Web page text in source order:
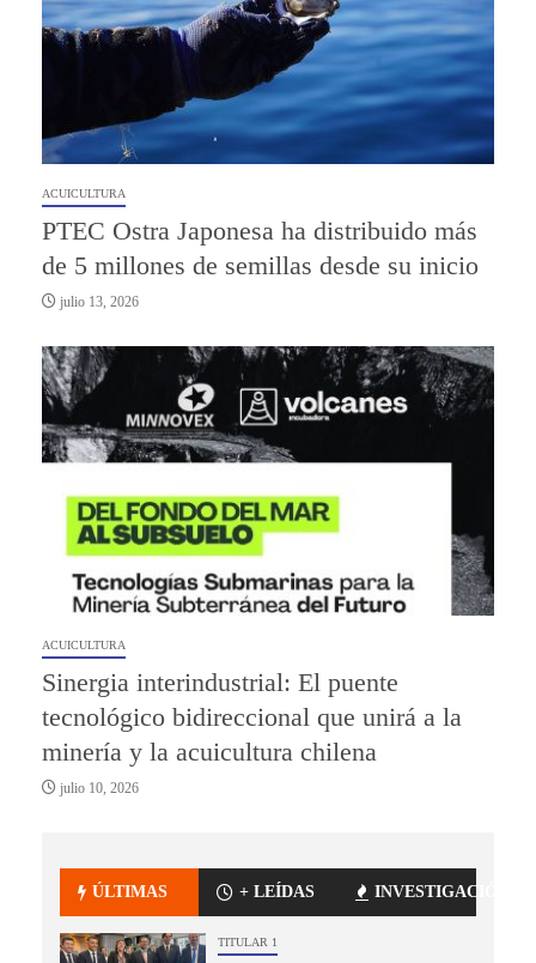
ACUICULTURA
PTEC Ostra Japonesa ha distribuido más
de 5 millones de semillas desde su inicio
julio 13, 2026
ACUICULTURA
Sinergia interindustrial: El puente
tecnológico bidireccional que unirá a la
minería y la acuicultura chilena
julio 10, 2026
ÚLTIMAS + LEÍDAS INVESTIGACIÓN
TITULAR 1